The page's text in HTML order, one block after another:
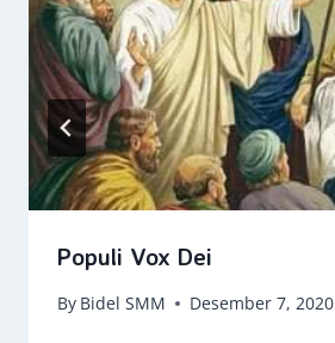
Populi Vox Dei
By Bidel SMM Desember 7, 2020